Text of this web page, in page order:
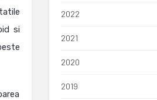
si
2022
2021
2020
2019